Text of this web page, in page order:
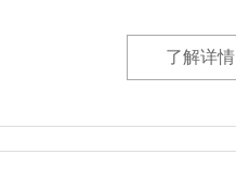
了解详情